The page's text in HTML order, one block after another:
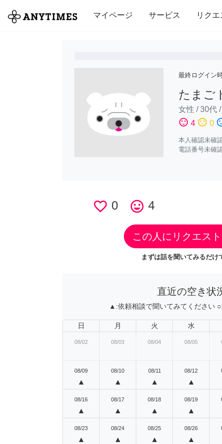
マイページ サービス リクエ
全て 修理・組立 家事 引っ越し
最終ログイン
たまご
女性 /30代 /
sentiment_satisfied 4 sentiment_neutral 0
本人確認未確
電話番号未確
favorite_border 0 tag_faces 4
この人にリクエス
まずは話を聞いてみるだけ
直近の空き状
▲:依頼相談で聞いてみてください ○:
日 月 火 水
08/02 08/03 08/04 08/05
08/09
▲
08/10
▲
08/11
▲
08/12
▲
08/16
▲
08/17
▲
08/18
▲
08/19
▲
08/23
▲
08/24
▲
08/25
▲
08/26
▲